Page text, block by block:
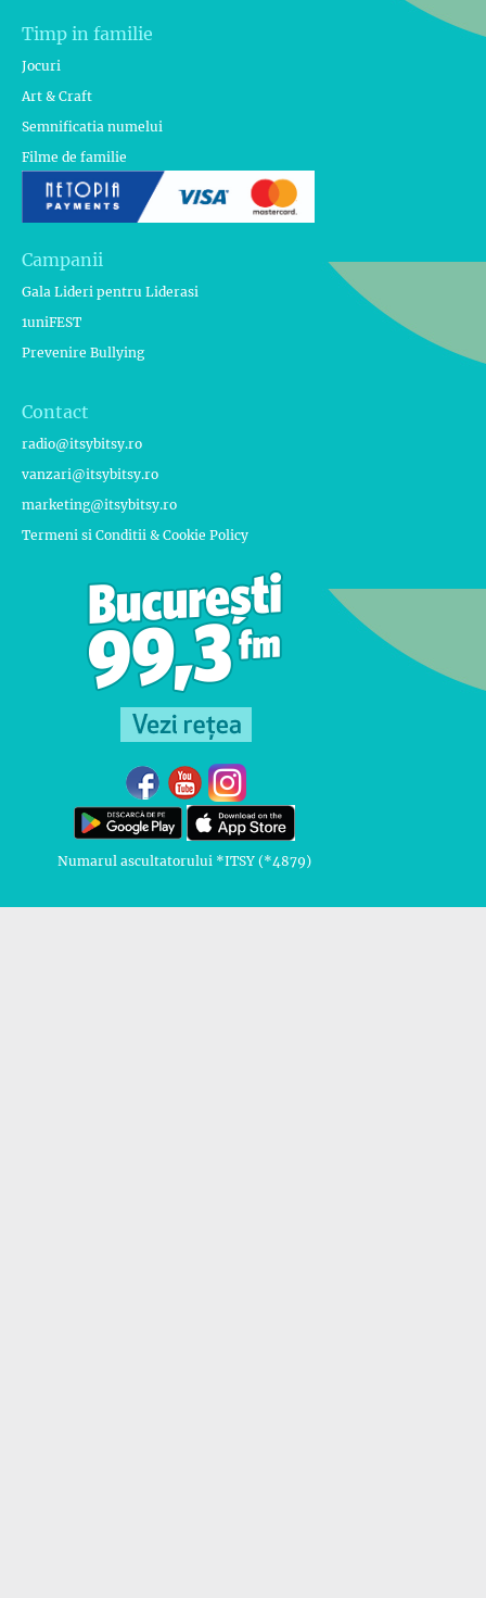
Timp in familie
Jocuri
Art & Craft
Semnificatia numelui
Filme de familie
Campanii
Gala Lideri pentru Liderasi
1uniFEST
Prevenire Bullying
Contact
radio@itsybitsy.ro
vanzari@itsybitsy.ro
marketing@itsybitsy.ro
Termeni si Conditii & Cookie Policy
Numarul ascultatorului *ITSY (*4879)